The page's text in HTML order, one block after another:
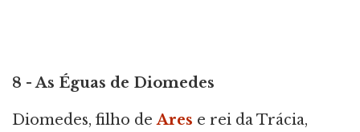
8 - As Éguas de Diomedes
Diomedes, filho deAres e rei da Trácia,